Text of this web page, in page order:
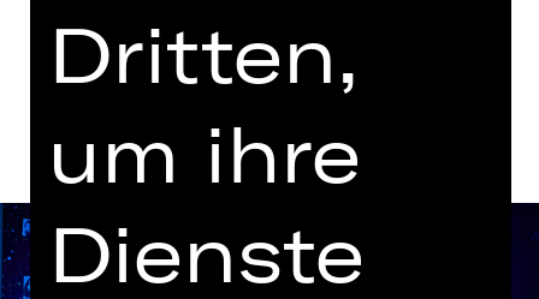
Beschreibung
Dritten,
um ihre
Dienste